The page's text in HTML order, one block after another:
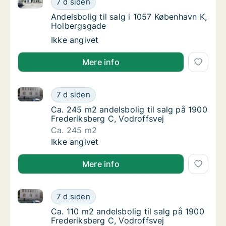
Andelsbolig til salg i 1057 København K,
Andelsbolig til salg i 1057 København K,
Holbergsgade
Andelsbolig til salg i 1057 København K,
Ikke angivet
Mere info
Ca. 245 m2 andelsbolig til salg på 1900
7 d siden
Ca. 245 m2 andelsbolig til salg på 1900
Ca. 245 m2 andelsbolig til salg på 1900
Ca. 245 m2 andelsbolig til salg på 1900
Frederiksberg C, Vodroffsvej
Ca. 245 m2
Ca. 245 m2 andelsbolig til salg på 1900
Ikke angivet
Mere info
Ca. 110 m2 andelsbolig til salg på 1900
7 d siden
Ca. 110 m2 andelsbolig til salg på 1900
Ca. 110 m2 andelsbolig til salg på 1900
Ca. 110 m2 andelsbolig til salg på 1900
Frederiksberg C, Vodroffsvej